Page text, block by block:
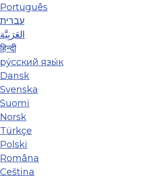
Português
עברית
العَرَبِيَّة
हिन्दी
ру́сский язы́к
Dansk
Svenska
Suomi
Norsk
Türkçe
Polski
Româna
Ceština